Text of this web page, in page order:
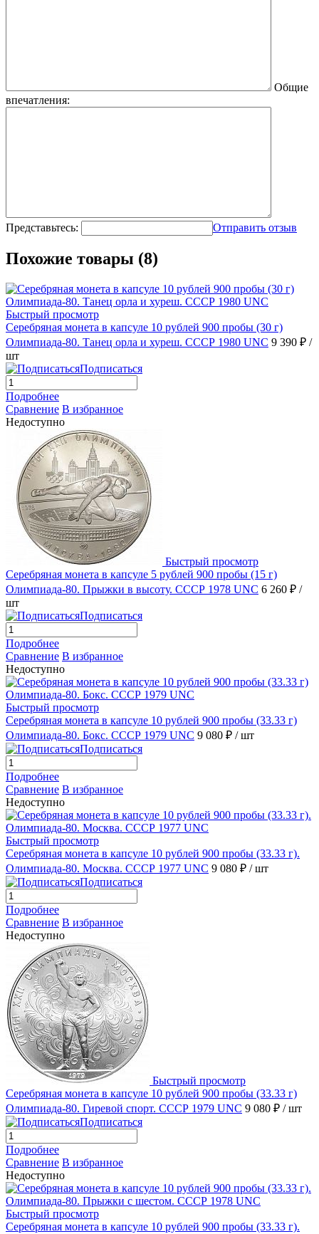
Общие
впечатления:
Представьтесь: Отправить отзыв
Похожие товары (8)
Быстрый просмотр
Серебряная монета в капсуле 10 рублей 900 пробы (30 г)
Олимпиада-80. Танец орла и хуреш. СССР 1980 UNC 9 390 ₽ /
шт
Подписаться
Подробнее
Сравнение В избранное
Недоступно
Быстрый просмотр
Серебряная монета в капсуле 5 рублей 900 пробы (15 г)
Олимпиада-80. Прыжки в высоту. СССР 1978 UNC 6 260 ₽ /
шт
Подписаться
Подробнее
Сравнение В избранное
Недоступно
Быстрый просмотр
Серебряная монета в капсуле 10 рублей 900 пробы (33.33 г)
Олимпиада-80. Бокс. СССР 1979 UNC 9 080 ₽ / шт
Подписаться
Подробнее
Сравнение В избранное
Недоступно
Быстрый просмотр
Серебряная монета в капсуле 10 рублей 900 пробы (33.33 г).
Олимпиада-80. Москва. СССР 1977 UNC 9 080 ₽ / шт
Подписаться
Подробнее
Сравнение В избранное
Недоступно
Быстрый просмотр
Серебряная монета в капсуле 10 рублей 900 пробы (33.33 г)
Олимпиада-80. Гиревой спорт. СССР 1979 UNC 9 080 ₽ / шт
Подписаться
Подробнее
Сравнение В избранное
Недоступно
Быстрый просмотр
Серебряная монета в капсуле 10 рублей 900 пробы (33.33 г).